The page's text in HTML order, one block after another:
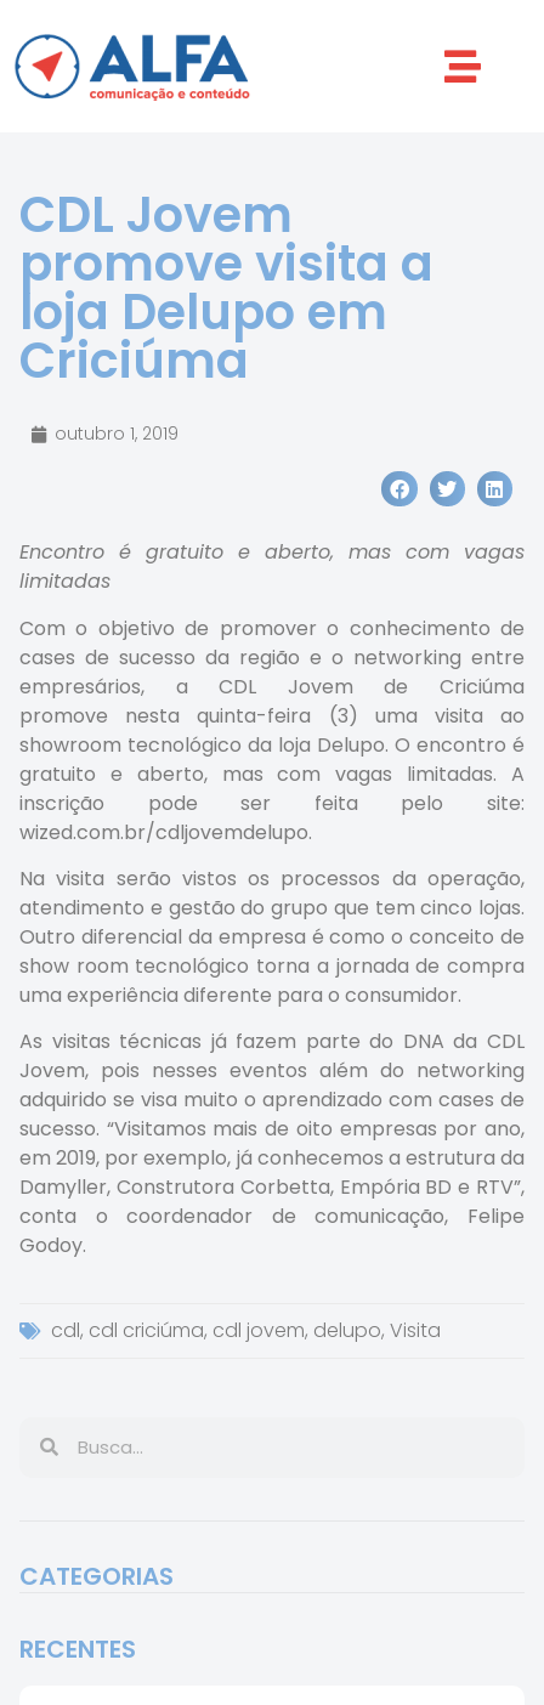
CDL Jovem
promove visita a
loja Delupo em
Criciúma
outubro 1, 2019
Encontro é gratuito e aberto, mas com vagas
limitadas
Com o objetivo de promover o conhecimento de
cases de sucesso da região e o networking entre
empresários, a CDL Jovem de Criciúma
promove nesta quinta-feira (3) uma visita ao
showroom tecnológico da loja Delupo. O encontro é
gratuito e aberto, mas com vagas limitadas. A
inscrição pode ser feita pelo site:
wized.com.br/cdljovemdelupo.
Na visita serão vistos os processos da operação,
atendimento e gestão do grupo que tem cinco lojas.
Outro diferencial da empresa é como o conceito de
show room tecnológico torna a jornada de compra
uma experiência diferente para o consumidor.
As visitas técnicas já fazem parte do DNA da CDL
Jovem, pois nesses eventos além do networking
adquirido se visa muito o aprendizado com cases de
sucesso. “Visitamos mais de oito empresas por ano,
em 2019, por exemplo, já conhecemos a estrutura da
Damyller, Construtora Corbetta, Empória BD e RTV”,
conta o coordenador de comunicação, Felipe
Godoy.
cdl, cdl criciúma, cdl jovem, delupo, Visita
CATEGORIAS
RECENTES